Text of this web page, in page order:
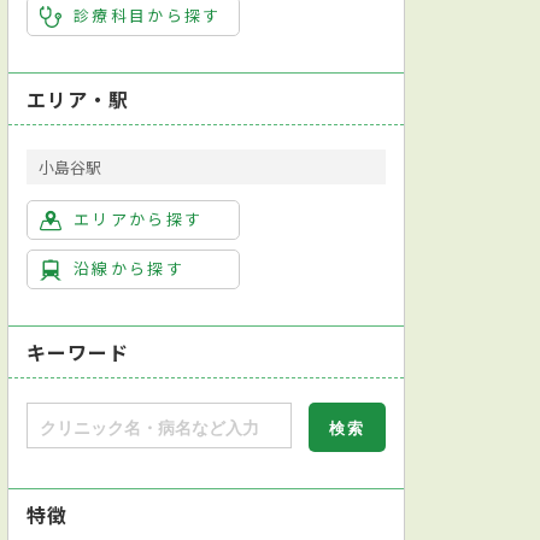
診療科目から探す
エリア・駅
小島谷駅
エリアから探す
沿線から探す
キーワード
特徴